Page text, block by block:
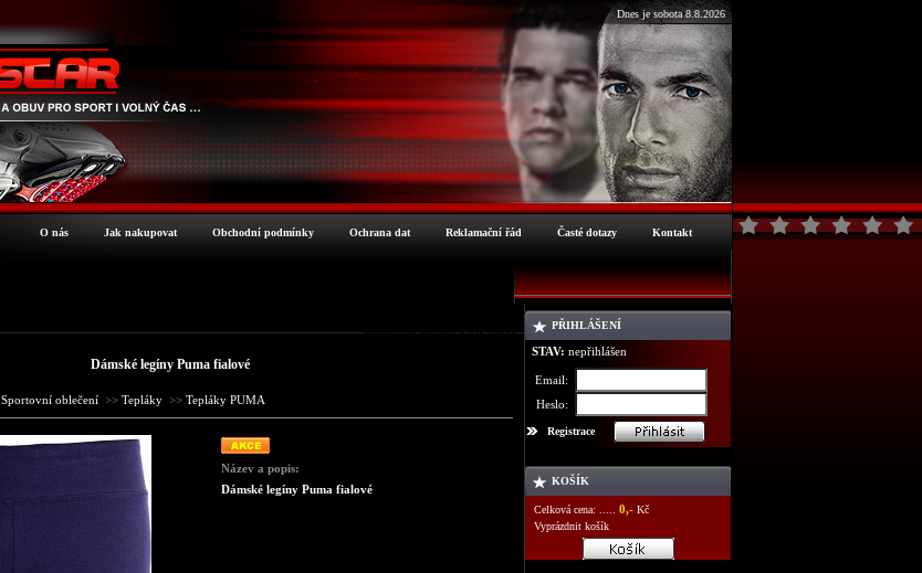
Dnes je sobota 8.8.2026
O nás Jak nakupovat Obchodní podmínky Ochrana dat Reklamační řád Časté dotazy Kontakt
Podrobné informace o zboží
Dámské legíny Puma fialové
Sportovní oblečení >> Tepláky >> Tepláky PUMA
Název a popis:
Dámské legíny Puma fialové
PŘIHLÁŠENÍ
STAV: nepřihlášen
Email:
Heslo:
Registrace
KOŠÍK
Celková cena: ..... 0,- Kč
Vyprázdnit košík